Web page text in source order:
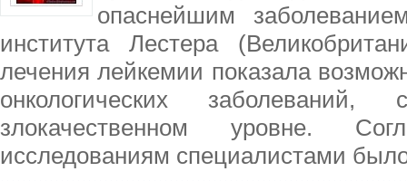
опаснейшим
института Лестера
лечения лейкемии показала
онкологических
злокачественном уровне.
исследованиям специалистами